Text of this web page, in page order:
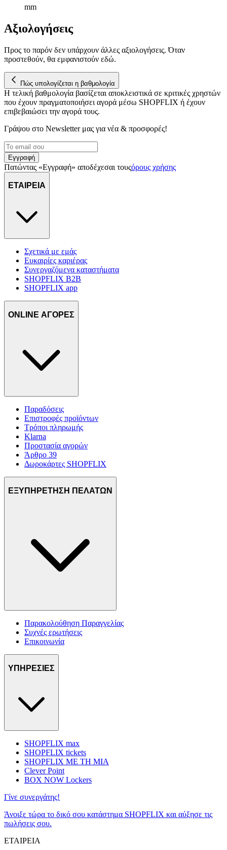
mm
Αξιολογήσεις
Προς το παρόν δεν υπάρχουν άλλες αξιολογήσεις. Όταν
προστεθούν, θα εμφανιστούν εδώ.
Πώς υπολογίζεται η βαθμολογία
Η τελική βαθμολογία βασίζεται αποκλειστικά σε κριτικές χρηστών
που έχουν πραγματοποιήσει αγορά μέσω SHOPFLIX ή έχουν
επιβεβαιώσει την αγορά τους.
Γράψου στο Νewsletter μας για νέα & προσφορές!
Εγγραφή
Πατώντας «Εγγραφή» αποδέχεσαι τουςόρους χρήσης
ΕΤΑΙΡΕΙΑ
Σχετικά με εμάς
Ευκαιρίες καριέρας
Συνεργαζόμενα καταστήματα
SHOPFLIX B2B
SHOPFLIX app
ONLINE ΑΓΟΡΕΣ
Παραδόσεις
Επιστροφές προϊόντων
Τρόποι πληρωμής
Klarna
Προστασία αγορών
Άρθρο 39
Δωροκάρτες SHOPFLIX
ΕΞΥΠΗΡΕΤΗΣΗ ΠΕΛΑΤΩΝ
Παρακολούθηση Παραγγελίας
Συχνές ερωτήσεις
Επικοινωνία
ΥΠΗΡΕΣΙΕΣ
SHOPFLIX max
SHOPFLIX tickets
SHOPFLIX ΜΕ ΤΗ ΜΙΑ
Clever Point
BOX NOW Lockers
Γίνε συνεργάτης!
Άνοιξε τώρα το δικό σου κατάστημα SHOPFLIX και αύξησε τις
πωλήσεις σου.
ΕΤΑΙΡΕΙΑ